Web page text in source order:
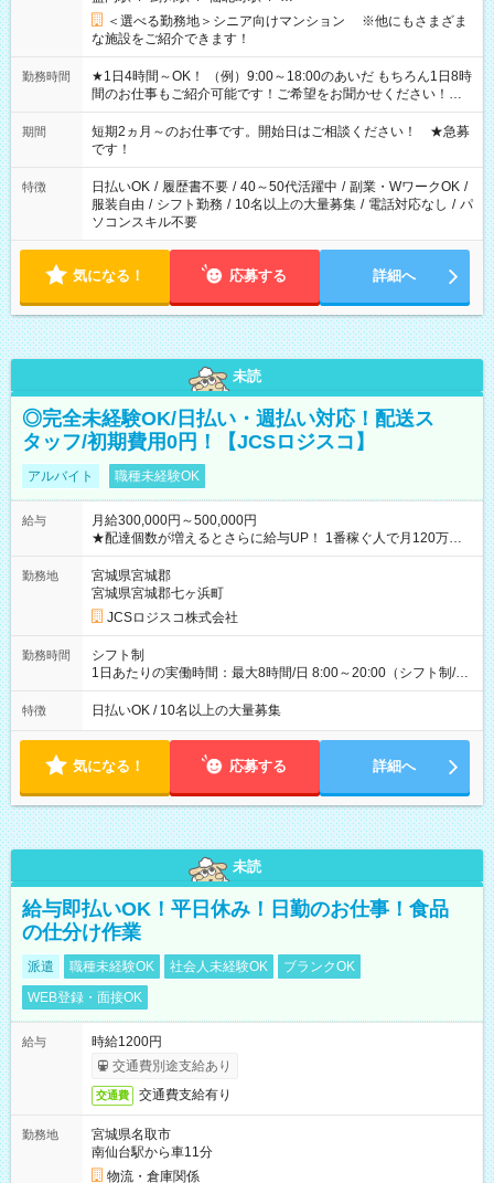
＜選べる勤務地＞シニア向けマンション ※他にもさまざま
な施設をご紹介できます！
勤務時間
★1日4時間～OK！ （例）9:00～18:00のあいだ もちろん1日8時
間のお仕事もご紹介可能です！ご希望をお聞かせください！★
家庭の都合でお休みが必要な場合も遠慮なくご相談ください。
※週最低15時間以上の勤務が必要です
期間
短期2ヵ月～のお仕事です。開始日はご相談ください！ ★急募
です！
特徴 日払いOK / 履歴書不要 / 40～50代活躍中 / 副業・WワークOK /
服装自由 / シフト勤務 / 10名以上の大量募集 / 電話対応なし / パ
ソコンスキル不要
気になる！ 応募する 詳細へ
未読
◎完全未経験OK/日払い・週払い対応！配送ス
タッフ/初期費用0円！【JCSロジスコ】
アルバイト 職種未経験OK
給与
月給300,000円～500,000円
★配達個数が増えるとさらに給与UP！ 1番稼ぐ人で月120万ほ
ど！ ・主要都市エリア 月収55万円／週5日稼働 月収65万~112
万円／週6日稼働 ・地方郊外エリア 月収40万円／週5日稼働 月
収40万円~50万円／週6日稼働 ＜モデルイメージ＞ ■月収50万
円 (27歳男性/江東区在住)※元建築関係 1日150個配達×25日勤務
(日休み) ■月収80万円(43歳男性/墨田区在住)※元営業 1日200個
勤務地
宮城県宮城郡
宮城県宮城郡七ヶ浜町
JCSロジスコ株式会社
勤務時間
シフト制
1日あたりの実働時間：最大8時間/日 8:00～20:00（シフト制/実
働8時間） ※週5日勤務（場所次第では週4も有り） ※配達状況
によって時間外での勤務可能性有り ※案件により多少の前後あ
特徴 日払いOK / 10名以上の大量募集
気になる！ 応募する 詳細へ
未読
給与即払いOK！平日休み！日勤のお仕事！食品
の仕分け作業
派遣 職種未経験OK 社会人未経験OK
ブランクOK
WEB登録・面接OK
給与
時給1200円
交通費別途支給あり
交通費 交通費支給有り
勤務地
宮城県名取市
南仙台駅から車11分
物流・倉庫関係